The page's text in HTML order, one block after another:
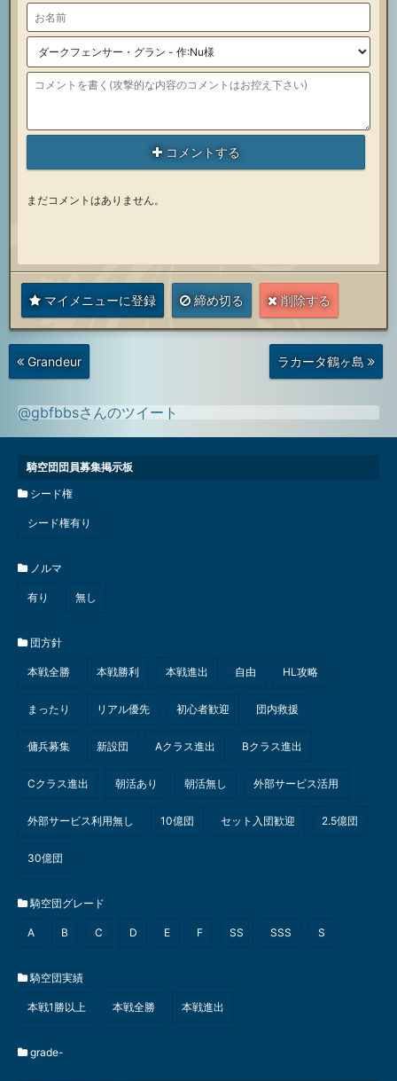
コメントする
まだコメントはありません。
マイメニューに登録 締め切る 削除する
次
の
投
Grandeur
前
の
投
ラカータ鶴ヶ島
@gbfbbsさんのツイート
騎空団団員募集掲示板
シード権
シード権有り
ノルマ
有り 無し
団方針
本戦全勝 本戦勝利 本戦進出 自由 HL攻略
まったり リアル優先 初心者歓迎 団内救援
傭兵募集 新設団 Aクラス進出 Bクラス進出
Cクラス進出 朝活あり 朝活無し 外部サービス活用
外部サービス利用無し 10億団 セット入団歓迎 2.5億団
30億団
騎空団グレード
A B C D E F SS SSS S
騎空団実績
本戦1勝以上 本戦全勝 本戦進出
grade-